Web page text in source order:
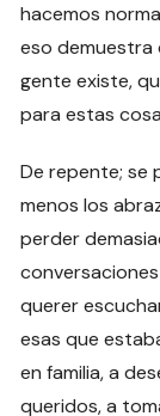
hacemos
eso demuestra
gente existe,
para estas
De repente; se
menos los
perder
querer
esas que
en familia, a
queridos, a